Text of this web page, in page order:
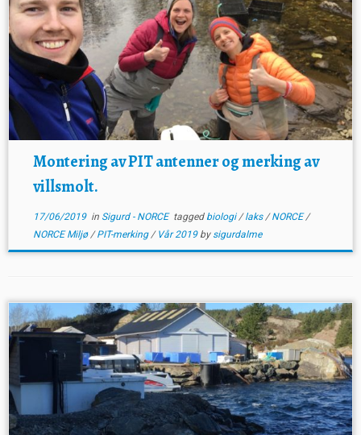
Montering av PIT antenner og merking av
villsmolt.
17/06/2019in Sigurd - NORCE tagged biologi/laks/NORCE/
NORCE Miljø/PIT-merking/ Vår 2019 by sigurdalme